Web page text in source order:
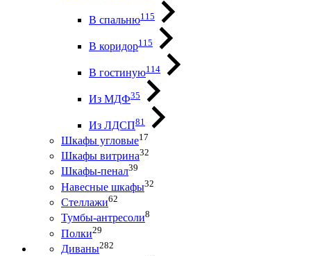
В спальню115
В коридор115
В гостиную114
Из МДФ35
Из ЛДСП81
Шкафы угловые17
Шкафы витрина32
Шкафы-пенал39
Навесные шкафы32
Стеллажи62
Тумбы-антресоли8
Полки29
Диваны282